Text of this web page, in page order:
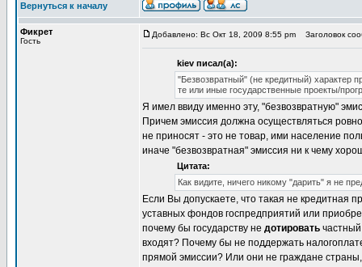
Вернуться к началу
Фикрет
Гость
Добавлено: Вс Окт 18, 2009 8:55 pm Заголовок
kiev писал(а):
"Безвозвратный" (не кредитный) характер
те или иные государственные проекты/
Я имел ввиду именно эту, "безвозвратную"
Причем эмиссия должна осуществляться
не приносят - это не товар, ими население
иначе "безвозвратная" эмиссия ни к чему
Цитата:
Как видите, ничего никому "дарить" я не
Если Вы допускаете, что такая не кредитная
уставных фондов госпредприятий или
почему бы государству не дотировать
входят? Почему бы не поддержать
прямой эмиссии? Или они не граждане